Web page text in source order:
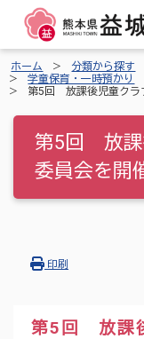
ホーム 分類から探す
学童保育・一時預かり
第5回 放課後児童クラ
第5回 放課
委員会を開
印刷
第5回 放課